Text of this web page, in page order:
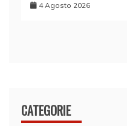
4 Agosto 2026
CATEGORIE